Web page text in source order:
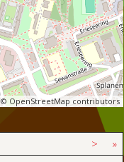
© OpenStreetMap contributors
> »